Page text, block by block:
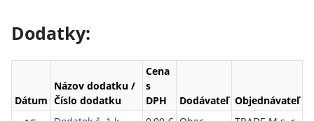
Dodatky:
Dátum
Názov dodatku /
Číslo dodatku
Cena
s
DPH
Dodávateľ Objednávateľ